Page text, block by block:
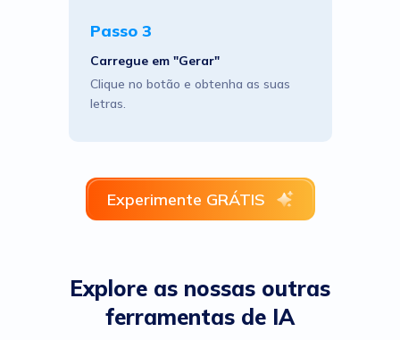
Passo 3
Carregue em "Gerar"
Clique no botão e obtenha as suas
letras.
Experimente GRÁTIS
Explore as nossas outras
ferramentas de IA